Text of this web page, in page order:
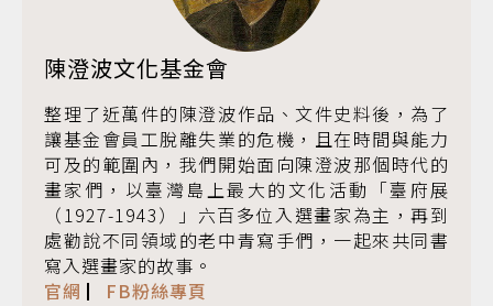
陳澄波文化基金會
整理了近萬件的陳澄波作品、文件史料後，為了
讓基金會員工脫離失業的危機，且在時間與能力
可及的範圍內，我們開始面向陳澄波那個時代的
畫家們，以臺灣島上最大的文化活動「臺府展
（1927-1943）」六百多位入選畫家為主，再到
處勸說不同領域的老中青寫手們，一起來共同書
寫入選畫家的故事。
官網 ▏ FB粉絲專頁